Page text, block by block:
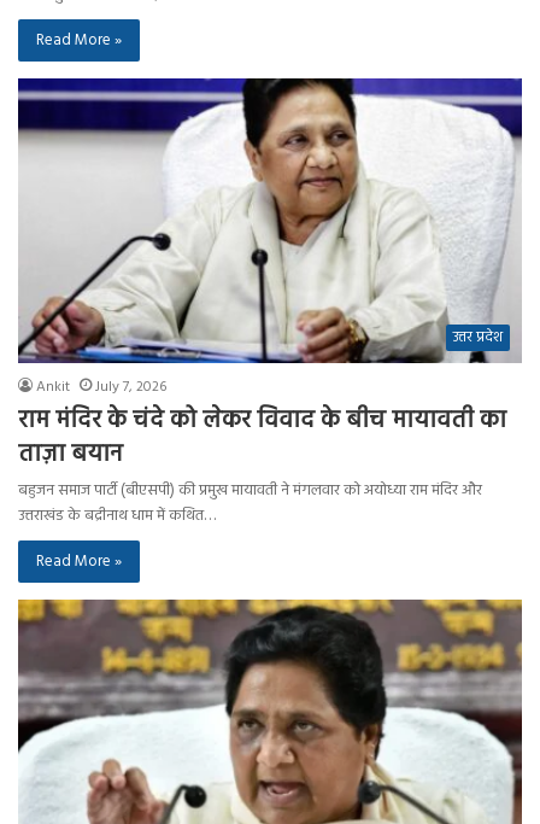
Read More »
उत्तर प्रदेश
Ankit July 7, 2026
राम मंदिर के चंदे को लेकर विवाद के बीच मायावती का
ताज़ा बयान
बहुजन समाज पार्टी (बीएसपी) की प्रमुख मायावती ने मंगलवार को अयोध्या राम मंदिर और
उत्तराखंड के बद्रीनाथ धाम में कथित…
Read More »